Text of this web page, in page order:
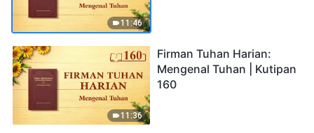
11:46
11:36
Firman Tuhan Harian:
Mengenal Tuhan | Kutipan
160